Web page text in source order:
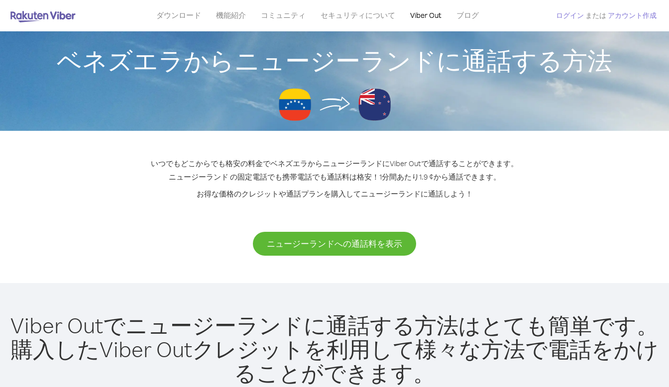
ダウンロード 機能紹介 コミュニティ セキュリティについて Viber Out ブログ ログイン または アカウント作成
ベネズエラからニュージーランドに通話する方法
いつでもどこからでも格安の料金でベネズエラからニュージーランドにViber Outで通話することができます。
ニュージーランド の固定電話でも携帯電話でも通話料は格安！1分間あたり1.9 ¢から通話できます。
お得な価格のクレジットや通話プランを購入してニュージーランドに通話しよう！
ニュージーランドへの通話料を表示
Viber Outでニュージーランドに通話する方法はとても簡単です。
購入したViber Outクレジットを利用して様々な方法で電話をかけ
ることができます。